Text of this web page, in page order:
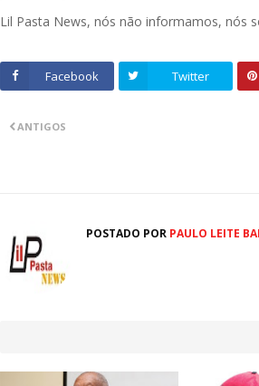
Lil Pasta News, nós não informamos, nós
Facebook Twitter
ANTIGOS
POSTADO POR PAULO LEITE